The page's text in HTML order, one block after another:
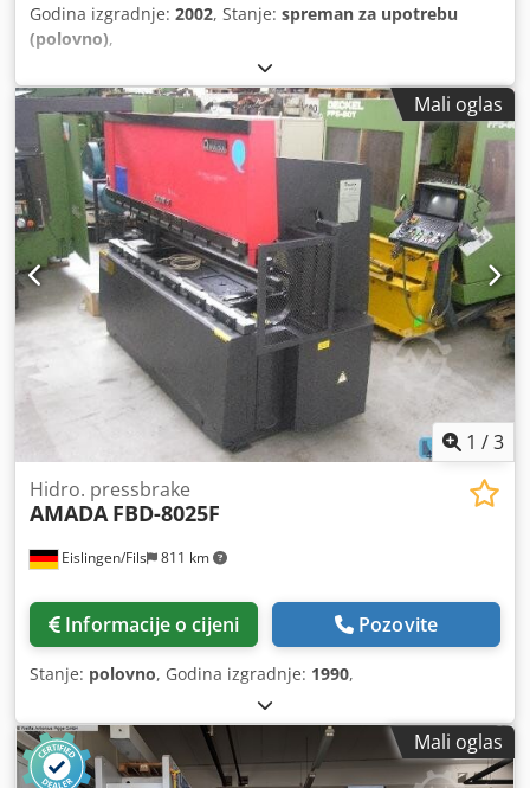
Godina izgradnje: 2002, Stanje: spreman za upotrebu
(polovno),
Mali oglas
1 /3
Eislingen/Fils 811 km
Hidro. pressbrake
AMADA FBD-8025F
Informacije o cijeni Pozovite
Stanje: polovno, Godina izgradnje: 1990,
Mali oglas